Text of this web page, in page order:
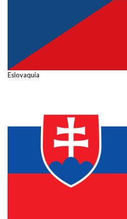
Eslovaquia